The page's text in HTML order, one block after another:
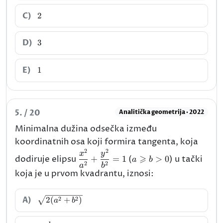
C) 2
2
D) 3
3
E) 1
1
5. / 20 Analitička geometrija · 2022
Minimalna dužina odsečka između
koordinatnih osa koji formira tangenta, koja
dodiruje elipsu \dfrac{x^{2}}
{a^{2}}+\dfrac{y^{2}}
{b^{2}}=1
a2
x2
+
b2
y2
= 1 ( a\geqslant
b>0
a ⩾ b > 0) u tački
koja je u prvom kvadrantu, iznosi:
A) \sqrt{2(a^{2}+b^{2})}
2(a2 + b2)